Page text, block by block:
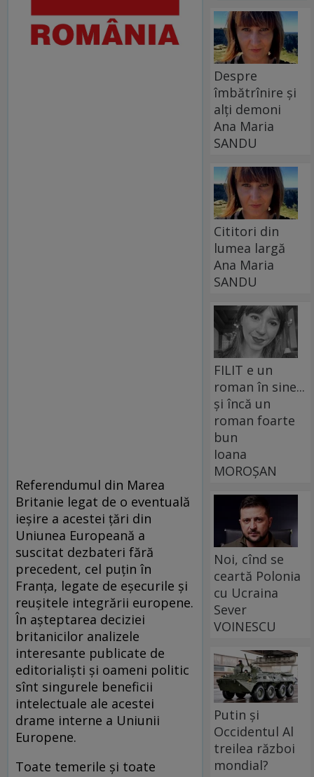
Referendumul din Marea
Britanie legat de o eventuală
ieşire a acestei ţări din
Uniunea Europeană a
suscitat dezbateri fără
precedent, cel puţin în
Franţa, legate de eşecurile şi
reuşitele integrării europene.
În aşteptarea deciziei
britanicilor analizele
interesante publicate de
editorialişti şi oameni politic
sînt singurele beneficii
intelectuale ale acestei
drame interne a Uniunii
Europene.
Toate temerile şi toate
Despre
îmbătrînire și
alți demoni
Ana Maria
SANDU
Cititori din
lumea largă
Ana Maria
SANDU
FILIT e un
roman în sine...
și încă un
roman foarte
bun
Ioana
MOROȘAN
Noi, cînd se
ceartă Polonia
cu Ucraina
Sever
VOINESCU
Putin și
Occidentul Al
treilea război
mondial?